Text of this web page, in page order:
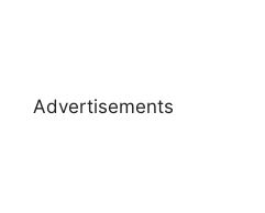
Advertisements